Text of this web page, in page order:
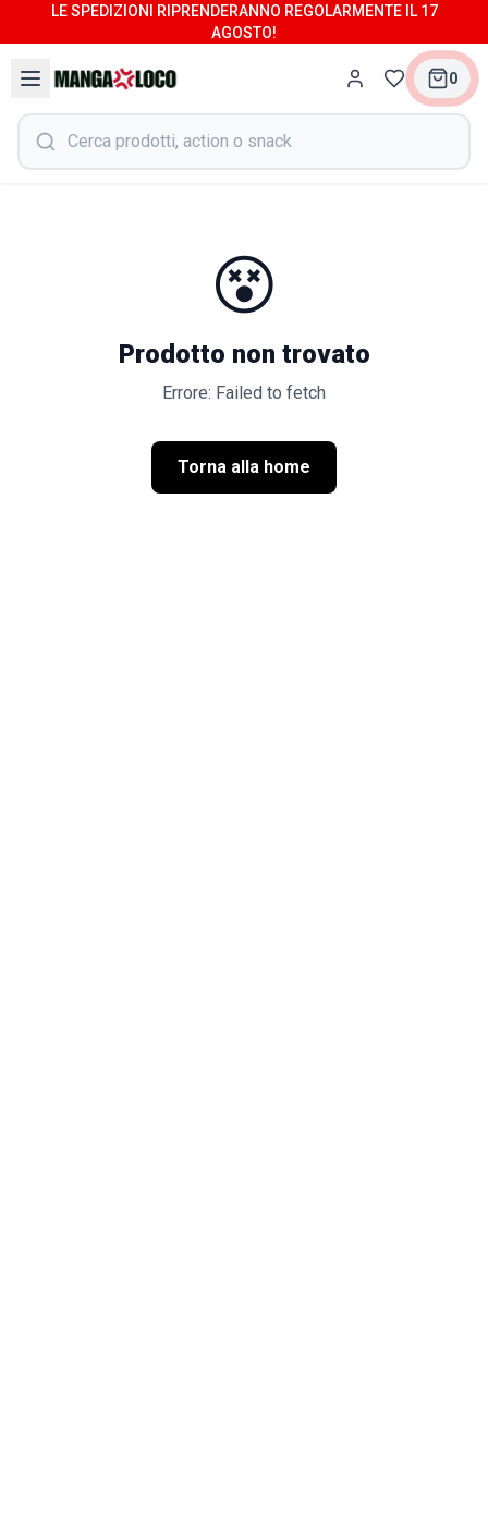
LE SPEDIZIONI RIPRENDERANNO REGOLARMENTE IL 17
AGOSTO!
0
😵
Prodotto non trovato
Errore: Failed to fetch
Torna alla home